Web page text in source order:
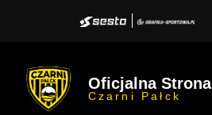
Oficjalna Strona
Czarni Pałck